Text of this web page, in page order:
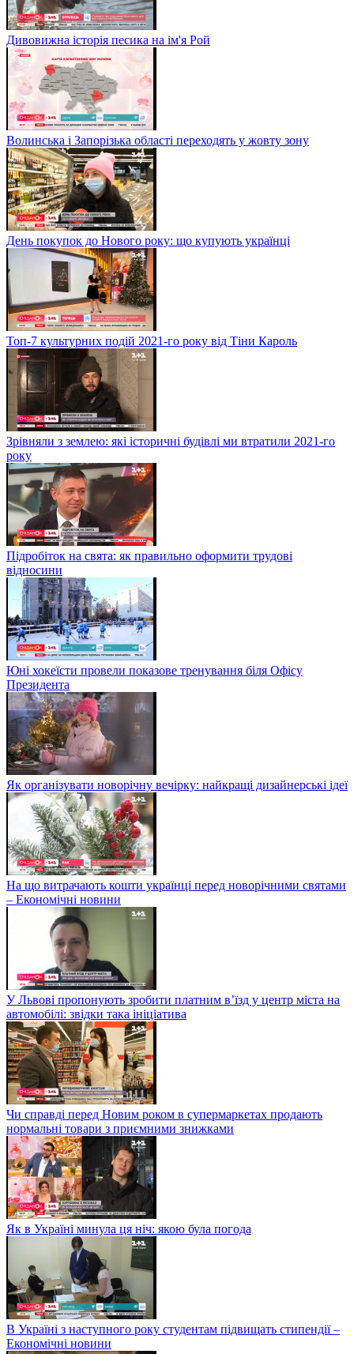
Дивовижна історія песика на ім'я Рой
Волинська і Запорізька області переходять у жовту зону
День покупок до Нового року: що купують українці
Топ-7 культурних подій 2021-го року від Тіни Кароль
Зрівняли з землею: які історичні будівлі ми втратили 2021-го
року
Підробіток на свята: як правильно оформити трудові
відносини
Юні хокеїсти провели показове тренування біля Офісу
Президента
Як організувати новорічну вечірку: найкращі дизайнерські ідеї
На що витрачають кошти українці перед новорічними святами
– Економічні новини
У Львові пропонують зробити платним в’їзд у центр міста на
автомобілі: звідки така ініціатива
Чи справді перед Новим роком в супермаркетах продають
нормальні товари з приємними знижками
Як в Україні минула ця ніч: якою була погода
В Україні з наступного року студентам підвищать стипендії –
Економічні новини